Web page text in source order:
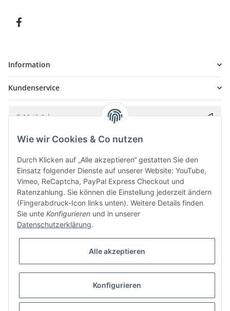
Information
Kundenservice
Bitte senden Sie mir entsprechend IhrerDatenschutzerklärung
* Alle Preise inkl. gesetzlicher USt., zzgl.
Besucherzähler: 5851584
UmsetzungVlarom E-Commerce Agentur| Powered byJTL-Shop|
Wie wir Cookies & Co nutzen
Durch Klicken auf „Alle akzeptieren“ gestatten Sie den
Einsatz folgender Dienste auf unserer Website: YouTube,
Vimeo, ReCaptcha, PayPal Express Checkout und
Ratenzahlung. Sie können die Einstellung jederzeit ändern
(Fingerabdruck-Icon links unten). Weitere Details finden
Sie unte Konfigurieren und in unserer
Datenschutzerklärung.
Alle akzeptieren
Konfigurieren